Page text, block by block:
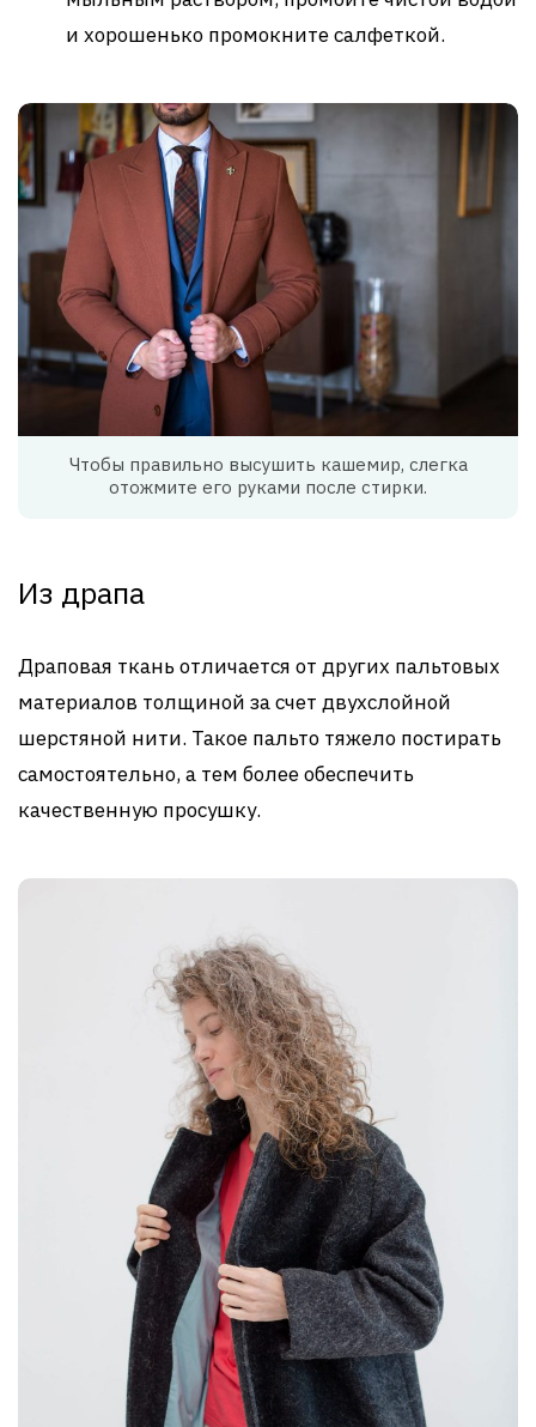
и хорошенько промокните салфеткой.
Чтобы правильно высушить кашемир, слегка
отожмите его руками после стирки.
Из драпа
Драповая ткань отличается от других пальтовых
материалов толщиной за счет двухслойной
шерстяной нити. Такое пальто тяжело постирать
самостоятельно, а тем более обеспечить
качественную просушку.